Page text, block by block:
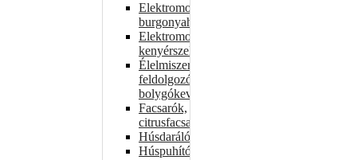
Elektromos
burgonyahámozók
Elektromos
kenyérszeletelők
Élelmiszer-
feldolgozók –
bolygókeverők
Facsarók,
citrusfacsarók
Húsdarálók
Húspuhító